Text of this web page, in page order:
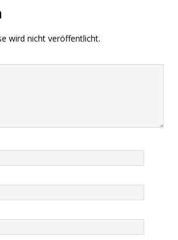
wird nicht veröffentlicht.